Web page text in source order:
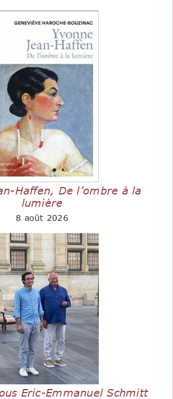
Haffen, De l’ombre à la
lumière
8 août 2026
Eric-Emmanuel Schmitt